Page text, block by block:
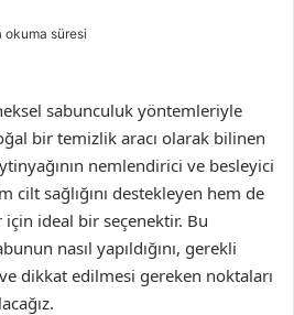
okuma süresi
sabunculuk yöntemleriyle
bir temizlik aracı olarak bilinen
nemlendirici ve besleyici
cilt sağlığını destekleyen hem de
ideal bir seçenektir. Bu
nasıl yapıldığını, gerekli
dikkat edilmesi gereken noktaları